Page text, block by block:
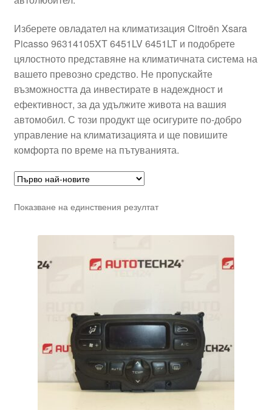
Разгледайте
Транспорт
Изберете овладател на климатизация Citroën Xsara
Picasso 96314105XT 6451LV 6451LT и подобрете
цялостното представяне на климатичната система на
вашето превозно средство. Не пропускайте
възможността да инвестирате в надеждност и
ефективност, за да удължите живота на вашия
автомобил. С този продукт ще осигурите по-добро
управление на климатизацията и ще повишите
комфорта по време на пътуванията.
Показване на единствения резултат